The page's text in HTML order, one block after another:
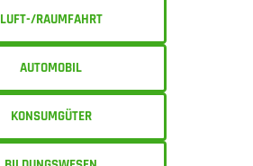
LUFT-/RAUMFAHRT
AUTOMOBIL
KONSUMGÜTER